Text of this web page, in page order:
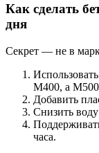
Как сделать
дня
Секрет — не в
М400, а
Добавить
Снизить
часа.